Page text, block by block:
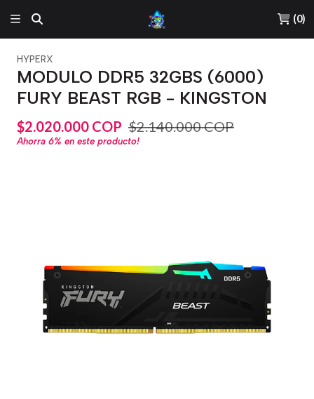
(0)
HYPERX
MODULO DDR5 32GBS (6000)
FURY BEAST RGB - KINGSTON
$2.020.000 COP $2.140.000 COP
Ahorra 6% en este producto!